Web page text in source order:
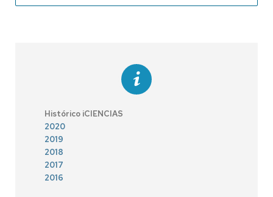
Histórico iCIENCIAS
2020
2019
2018
2017
2016